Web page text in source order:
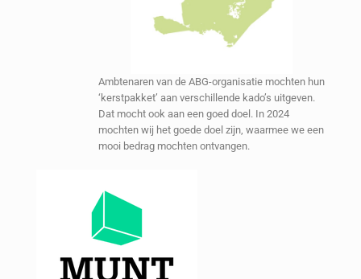
Ambtenaren van de ABG-organisatie mochten hun
‘kerstpakket’ aan verschillende kado’s uitgeven.
Dat mocht ook aan een goed doel. In 2024
mochten wij het goede doel zijn, waarmee we een
mooi bedrag mochten ontvangen.